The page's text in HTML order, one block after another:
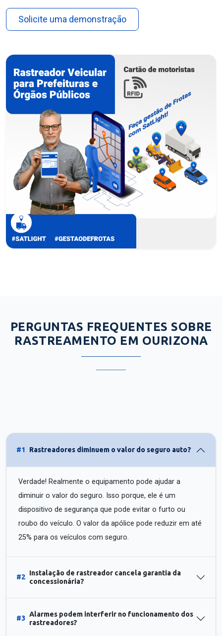
Solicite uma demonstração
PERGUNTAS FREQUENTES SOBRE
RASTREAMENTO EM OURIZONA
#1 Rastreadores diminuem o valor do seguro auto?
Verdade! Realmente o equipamento pode ajudar a
diminuir o valor do seguro. Isso porque, ele é um
dispositivo de segurança que pode evitar o furto ou
roubo do veículo. O valor da apólice pode reduzir em até
25% para os veículos com seguro.
#2
Instalação de rastreador cancela garantia da
concessionária?
#3
Alarmes podem interferir no funcionamento dos
rastreadores?